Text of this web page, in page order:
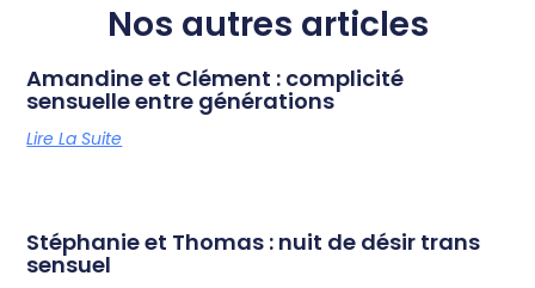
Nos autres articles
Amandine et Clément : complicité
sensuelle entre générations
Lire La Suite
Stéphanie et Thomas : nuit de désir trans
sensuel